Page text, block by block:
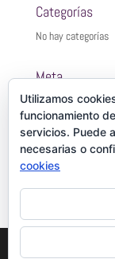
Categorías
No hay categorías
Meta
Acceder
Feed de entradas
Feed de
WordPress.org
Utilizamos
funcionamiento
servicios. Puede
necesarias o
cookies